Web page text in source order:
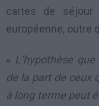
cartes de séjour
européenne, outre
« L’hypothèse
de la part de ceux
à long terme peut